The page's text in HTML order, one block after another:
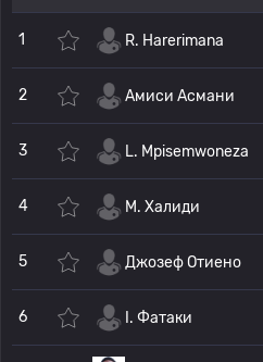
1 R. Harerimana
2 Амиси Асмани
3 L. Mpisemwoneza
4 М. Халиди
5 Джозеф Отиено
6 I. Фатаки